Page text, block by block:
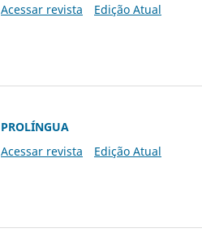
Acessar revista
Edição Atual
PROLÍNGUA
Acessar revista
Edição Atual